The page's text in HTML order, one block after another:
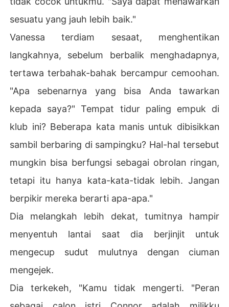
sesuatu yang jauh lebih baik."
Vanessa terdiam sesaat, menghentikan
langkahnya, sebelum berbalik menghadapnya,
tertawa terbahak-bahak bercampur cemoohan.
"Apa sebenarnya yang bisa Anda tawarkan
kepada saya?" Tempat tidur paling empuk di
klub ini? Beberapa kata manis untuk dibisikkan
sambil berbaring di sampingku? Hal-hal tersebut
mungkin bisa berfungsi sebagai obrolan ringan,
tetapi itu hanya kata-kata-tidak lebih. Jangan
berpikir mereka berarti apa-apa."
Dia melangkah lebih dekat, tumitnya hampir
menyentuh lantai saat dia berjinjit untuk
mengecup sudut mulutnya dengan ciuman
mengejek.
Dia terkekeh, "Kamu tidak mengerti. "Peran